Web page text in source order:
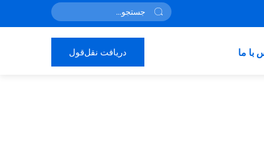
با ما دریافت نقل‌قول